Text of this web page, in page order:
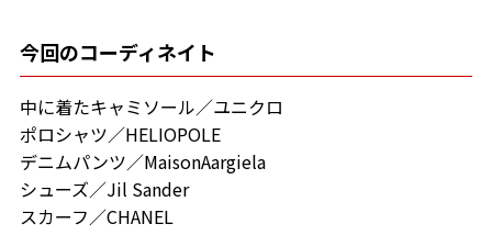
今回のコーディネイト
中に着たキャミソール／ユニクロ
ポロシャツ／HELIOPOLE
デニムパンツ／MaisonAargiela
シューズ／Jil Sander
スカーフ／CHANEL